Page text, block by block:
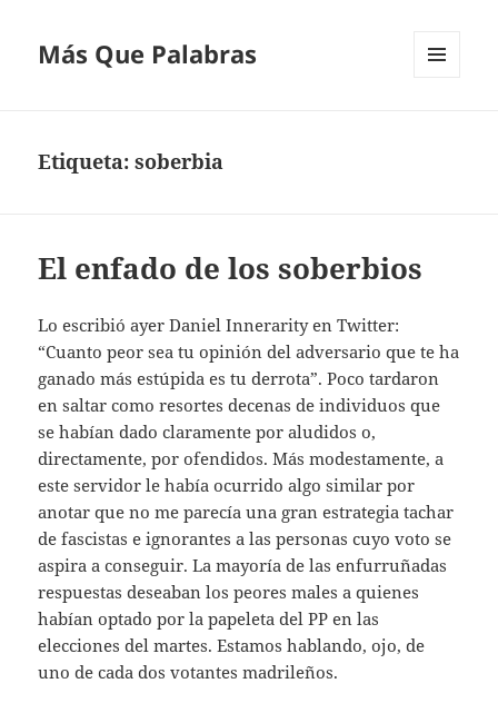
Más Que Palabras
Etiqueta:soberbia
El enfado de los soberbios
Lo escribió ayer Daniel Innerarity en Twitter:
“Cuanto peor sea tu opinión del adversario que te ha
ganado más estúpida es tu derrota”. Poco tardaron
en saltar como resortes decenas de individuos que
se habían dado claramente por aludidos o,
directamente, por ofendidos. Más modestamente, a
este servidor le había ocurrido algo similar por
anotar que no me parecía una gran estrategia tachar
de fascistas e ignorantes a las personas cuyo voto se
aspira a conseguir. La mayoría de las enfurruñadas
respuestas deseaban los peores males a quienes
habían optado por la papeleta del PP en las
elecciones del martes. Estamos hablando, ojo, de
uno de cada dos votantes madrileños.